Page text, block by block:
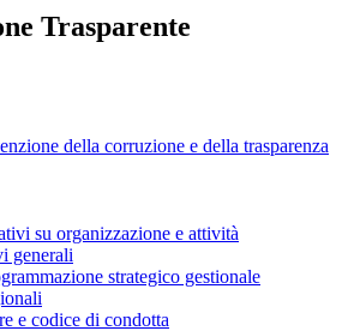
Trasparente
della corruzione e della trasparenza
su organizzazione e attività
generali
strategico gestionale
e codice di condotta